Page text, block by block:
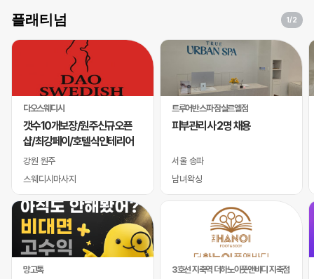
플래티넘 1/2
다오스웨디시
갯수10개보장/원주신규오픈
샵/최강페이/호텔식인테리어
강원 원주
스웨디시마사지
망고톡
트루어반스파 잠실르엘점
피부관리사 2명 채용
서울 송파
남녀왁싱
3호선 지축역 더하노이풋앤바디 지축점